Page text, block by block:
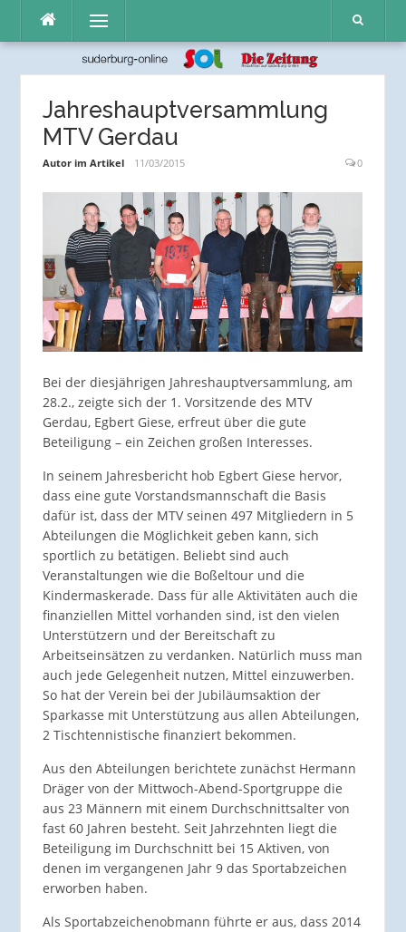
Inhalt
Menü
Jahreshauptversammlung
MTV Gerdau
Autor im Artikel 11/03/2015 0
Bei der diesjährigen Jahreshauptversammlung, am
28.2., zeigte sich der 1. Vorsitzende des MTV
Gerdau, Egbert Giese, erfreut über die gute
Beteiligung – ein Zeichen großen Interesses.
In seinem Jahresbericht hob Egbert Giese hervor,
dass eine gute Vorstandsmannschaft die Basis
dafür ist, dass der MTV seinen 497 Mitgliedern in 5
Abteilungen die Möglichkeit geben kann, sich
sportlich zu betätigen. Beliebt sind auch
Veranstaltungen wie die Boßeltour und die
Kindermaskerade. Dass für alle Aktivitäten auch die
finanziellen Mittel vorhanden sind, ist den vielen
Unterstützern und der Bereitschaft zu
Arbeitseinsätzen zu verdanken. Natürlich muss man
auch jede Gelegenheit nutzen, Mittel einzuwerben.
So hat der Verein bei der Jubiläumsaktion der
Sparkasse mit Unterstützung aus allen Abteilungen,
2 Tischtennistische finanziert bekommen.
Aus den Abteilungen berichtete zunächst Hermann
Dräger von der Mittwoch-Abend-Sportgruppe die
aus 23 Männern mit einem Durchschnittsalter von
fast 60 Jahren besteht. Seit Jahrzehnten liegt die
Beteiligung im Durchschnitt bei 15 Aktiven, von
denen im vergangenen Jahr 9 das Sportabzeichen
erworben haben.
Als Sportabzeichenobmann führte er aus, dass 2014